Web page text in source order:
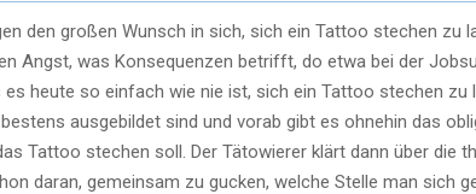
den großen Wunsch in sich, sich ein Tattoo stechen zu
Angst, was Konsequenzen betrifft, do etwa bei der
es heute so einfach wie nie ist, sich ein Tattoo stechen zu
ausgebildet sind und vorab gibt es ohnehin das
Tattoo stechen soll. Der Tätowierer klärt dann über die
daran, gemeinsam zu gucken, welche Stelle man sich